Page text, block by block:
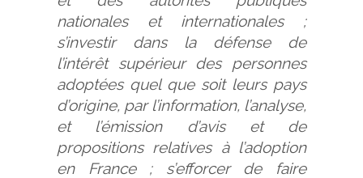
nationales et internationales ;
s’investir dans la défense de
l’intérêt supérieur des personnes
adoptées quel que soit leurs pays
d’origine, par l’information, l’analyse,
et l’émission d’avis et de
propositions relatives à l’adoption
en France ; s’efforcer de faire